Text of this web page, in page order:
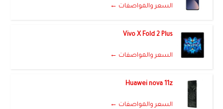
السعر والمواصفات ←
Vivo X Fold 2 Plus
السعر والمواصفات ←
Huawei nova 11z
السعر والمواصفات ←